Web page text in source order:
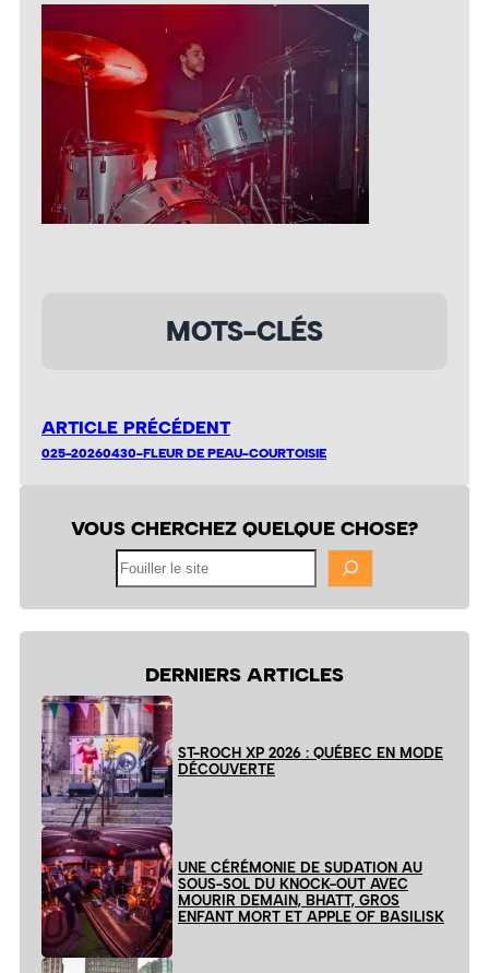
MOTS-CLÉS
ARTICLE PRÉCÉDENT
025-20260430-FLEUR DE PEAU-COURTOISIE
VOUS CHERCHEZ QUELQUE CHOSE?
DERNIERS ARTICLES
ST-ROCH XP 2026 : QUÉBEC EN MODE
DÉCOUVERTE
UNE CÉRÉMONIE DE SUDATION AU
SOUS-SOL DU KNOCK-OUT AVEC
MOURIR DEMAIN, BHATT, GROS
ENFANT MORT ET APPLE OF BASILISK